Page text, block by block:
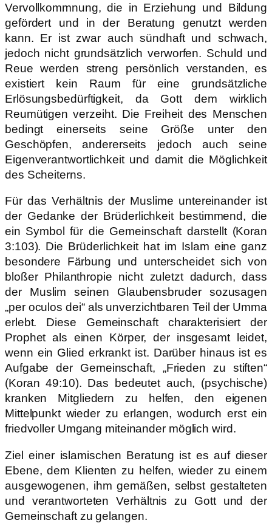
Vervollkommnung, die in Erziehung und Bildung
gefördert und in der Beratung genutzt werden
kann. Er ist zwar auch sündhaft und schwach,
jedoch nicht grundsätzlich verworfen. Schuld und
Reue werden streng persönlich verstanden, es
existiert kein Raum für eine grundsätzliche
Erlösungsbedürftigkeit, da Gott dem wirklich
Reumütigen verzeiht. Die Freiheit des Menschen
bedingt einerseits seine Größe unter den
Geschöpfen, andererseits jedoch auch seine
Eigenverantwortlichkeit und damit die Möglichkeit
des Scheiterns.
Für das Verhältnis der Muslime untereinander ist
der Gedanke der Brüderlichkeit bestimmend, die
ein Symbol für die Gemeinschaft darstellt (Koran
3:103). Die Brüderlichkeit hat im Islam eine ganz
besondere Färbung und unterscheidet sich von
bloßer Philanthropie nicht zuletzt dadurch, dass
der Muslim seinen Glaubensbruder sozusagen
„per oculos dei“ als unverzichtbaren Teil der Umma
erlebt. Diese Gemeinschaft charakterisiert der
Prophet als einen Körper, der insgesamt leidet,
wenn ein Glied erkrankt ist. Darüber hinaus ist es
Aufgabe der Gemeinschaft, „Frieden zu stiften“
(Koran 49:10). Das bedeutet auch, (psychische)
kranken Mitgliedern zu helfen, den eigenen
Mittelpunkt wieder zu erlangen, wodurch erst ein
friedvoller Umgang miteinander möglich wird.
Ziel einer islamischen Beratung ist es auf dieser
Ebene, dem Klienten zu helfen, wieder zu einem
ausgewogenen, ihm gemäßen, selbst gestalteten
und verantworteten Verhältnis zu Gott und der
Gemeinschaft zu gelangen.